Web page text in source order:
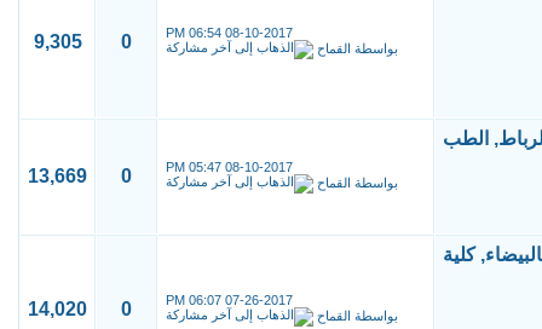
08-10-2017
06:54 PM
بواسطة القماح 0
9,305
08-10-2017
05:47 PM
بواسطة القماح 0
13,669
07-26-2017
06:07 PM
بواسطة القماح 0
14,020